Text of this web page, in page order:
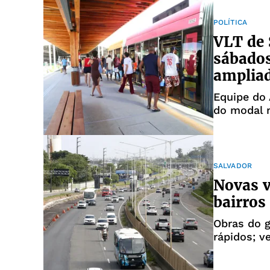
POLÍTICA
VLT de
Equipe do
do modal
SALVADOR
Novas
bairros
Obras do
rápidos;